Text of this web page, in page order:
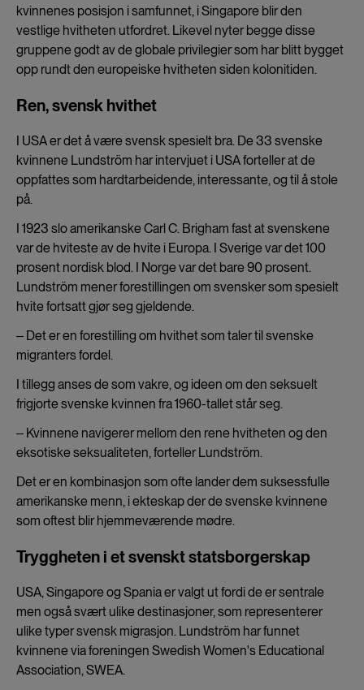
kvinnenes posisjon i samfunnet, i Singapore blir den
vestlige hvitheten utfordret. Likevel nyter begge disse
gruppene godt av de globale privilegier som har blitt bygget
opp rundt den europeiske hvitheten siden kolonitiden.
Ren, svensk hvithet
I USA er det å være svensk spesielt bra. De 33 svenske
kvinnene Lundström har intervjuet i USA forteller at de
oppfattes som hardtarbeidende, interessante, og til å stole
på.
I 1923 slo amerikanske Carl C. Brigham fast at svenskene
var de hviteste av de hvite i Europa. I Sverige var det 100
prosent nordisk blod. I Norge var det bare 90 prosent.
Lundström mener forestillingen om svensker som spesielt
hvite fortsatt gjør seg gjeldende.
‒ Det er en forestilling om hvithet som taler til svenske
migranters fordel.
I tillegg anses de som vakre, og ideen om den seksuelt
frigjorte svenske kvinnen fra 1960-tallet står seg.
‒ Kvinnene navigerer mellom den rene hvitheten og den
eksotiske seksualiteten, forteller Lundström.
Det er en kombinasjon som ofte lander dem suksessfulle
amerikanske menn, i ekteskap der de svenske kvinnene
som oftest blir hjemmeværende mødre.
Tryggheten i et svenskt statsborgerskap
USA, Singapore og Spania er valgt ut fordi de er sentrale
men også svært ulike destinasjoner, som representerer
ulike typer svensk migrasjon. Lundström har funnet
kvinnene via foreningen Swedish Women's Educational
Association, SWEA.